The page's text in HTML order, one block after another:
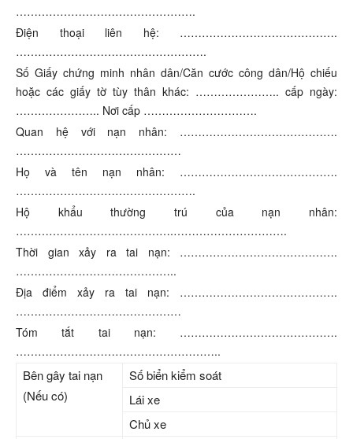
………………………………………….
Điện thoại liên hệ: …………………………………….
…………………………………………….
Số Giấy chứng minh nhân dân/Căn cước công dân/Hộ chiếu
hoặc các giấy tờ tùy thân khác: ………………….. cấp ngày:
………………….. Nơi cấp ………………………….
Quan hệ với nạn nhân: …………………………………….
………………………………………
Họ và tên nạn nhân: …………………………………….
………………………………………….
Hộ khẩu thường trú của nạn nhân:
…………………………………….………………………….
Thời gian xảy ra tai nạn: …………………………………….
……………………………………..
Địa điểm xảy ra tai nạn: …………………………………….
………………………………………
Tóm tắt tai nạn: …………………………………….
………………………………………………..
Bên gây tai nạn
(Nếu có)
Số biển kiểm soát
Lái xe
Chủ xe